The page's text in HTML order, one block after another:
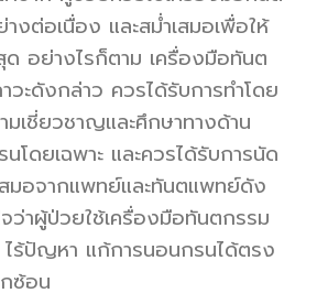
งต่อเนื่อง และสม่ำเสมอเพื่อให้
ด อย่างไรก็ตาม เครื่องมือทันต
วะดังกล่าว ควรได้รับการทำโดย
เชี่ยวชาญและศึกษาทางด้าน
โดยเฉพาะ และควรได้รับการนัด
มอจากแพทย์และทันตแพทย์ดัง
ว่าผู้ป่วยใช้เครื่องมือทันตกรรม
ร้ปัญหา แก้การนอนกรนได้ตรง
ซ้อน